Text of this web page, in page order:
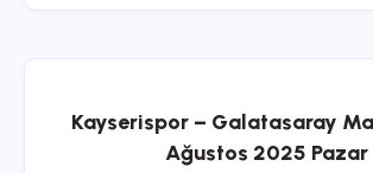
Kayserispor – Galatasaray
Ağustos 2025 Pazar